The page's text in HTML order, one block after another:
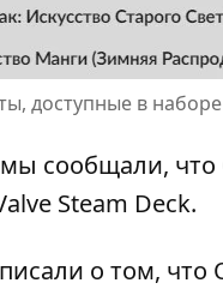
доступные в наборе
сообщали, что
Steam Deck.
о том, что